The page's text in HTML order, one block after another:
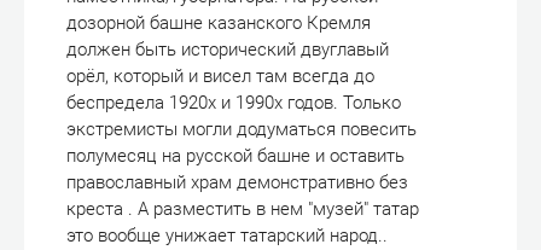
дозорной башне казанского Кремля
должен быть исторический двуглавый
орёл, который и висел там всегда до
беспредела 1920х и 1990х годов. Только
экстремисты могли додуматься повесить
полумесяц на русской башне и оставить
православный храм демонстративно без
креста . А разместить в нем "музей" татар
это вообще унижает татарский народ..